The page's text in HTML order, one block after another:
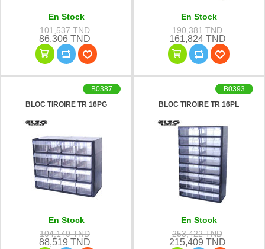
En Stock
101,537 TND
86,306 TND
En Stock
190,381 TND
161,824 TND
BLOC TIROIRE TR 16PG
B0387
En Stock
104,140 TND
88,519 TND
BLOC TIROIRE TR 16PL
B0393
En Stock
253,422 TND
215,409 TND